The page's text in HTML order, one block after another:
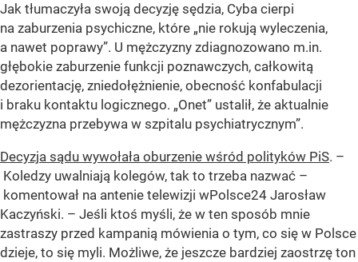
Jak tłumaczyła swoją decyzję sędzia, Cyba cierpi
na zaburzenia psychiczne, które „nie rokują wyleczenia,
a nawet poprawy”. U mężczyzny zdiagnozowano m.in.
głębokie zaburzenie funkcji poznawczych, całkowitą
dezorientację, zniedołężnienie, obecność konfabulacji
i braku kontaktu logicznego. „Onet” ustalił, że aktualnie
mężczyzna przebywa w szpitalu psychiatrycznym”.
Decyzja sądu wywołała oburzenie wśród polityków PiS. –
Koledzy uwalniają kolegów, tak to trzeba nazwać –
komentował na antenie telewizji wPolsce24 Jarosław
Kaczyński. – Jeśli ktoś myśli, że w ten sposób mnie
zastraszy przed kampanią mówienia o tym, co się w Polsce
dzieje, to się myli. Możliwe, że jeszcze bardziej zaostrzę ton